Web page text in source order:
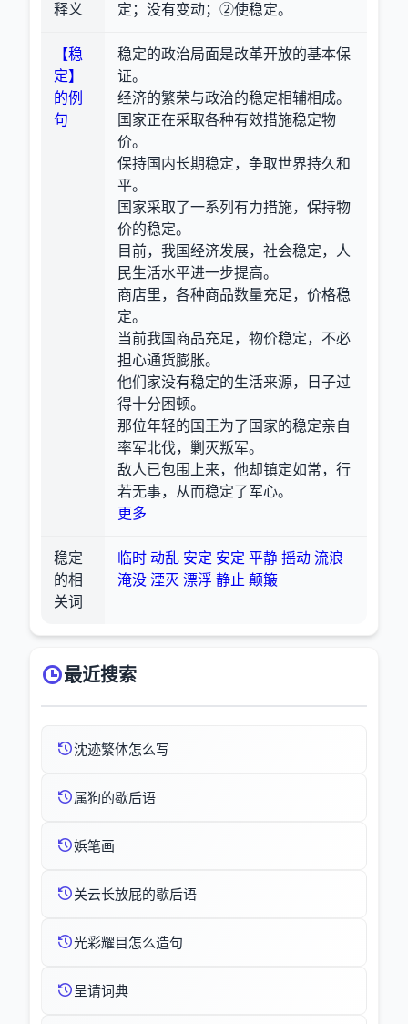
释义
定；没有变动；②使稳定。
【稳
定】
的例
句
稳定的政治局面是改革开放的基本保
证。
经济的繁荣与政治的稳定相辅相成。
国家正在采取各种有效措施稳定物
价。
保持国内长期稳定，争取世界持久和
平。
国家采取了一系列有力措施，保持物
价的稳定。
目前，我国经济发展，社会稳定，人
民生活水平进一步提高。
商店里，各种商品数量充足，价格稳
定。
当前我国商品充足，物价稳定，不必
担心通货膨胀。
他们家没有稳定的生活来源，日子过
得十分困顿。
那位年轻的国王为了国家的稳定亲自
率军北伐，剿灭叛军。
敌人已包围上来，他却镇定如常，行
若无事，从而稳定了军心。
更多
稳定
的相
关词
临时 动乱 安定 安定 平静 摇动 流浪
淹没 湮灭 漂浮 静止 颠簸
最近搜索
沈迹繁体怎么写
属狗的歇后语
娦笔画
关云长放屁的歇后语
光彩耀目怎么造句
呈请词典